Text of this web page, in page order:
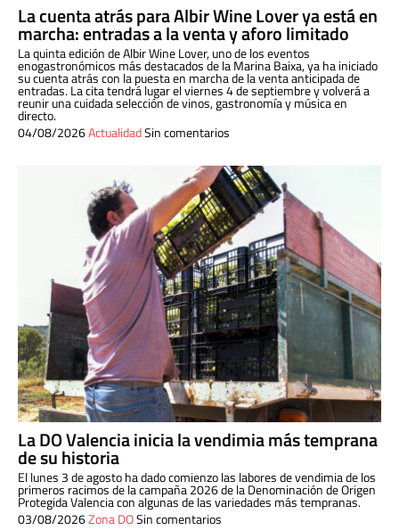
La cuenta atrás para Albir Wine Lover ya está en
marcha: entradas a la venta y aforo limitado
La quinta edición de Albir Wine Lover, uno de los eventos
enogastronómicos más destacados de la Marina Baixa, ya ha iniciado
su cuenta atrás con la puesta en marcha de la venta anticipada de
entradas. La cita tendrá lugar el viernes 4 de septiembre y volverá a
reunir una cuidada selección de vinos, gastronomía y música en
directo.
04/08/2026ActualidadSin comentarios
La DO Valencia inicia la vendimia más temprana
de su historia
El lunes 3 de agosto ha dado comienzo las labores de vendimia de los
primeros racimos de la campaña 2026 de la Denominación de Origen
Protegida Valencia con algunas de las variedades más tempranas.
03/08/2026Zona DOSin comentarios